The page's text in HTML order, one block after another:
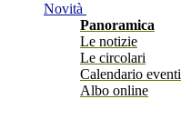
Novità
Panoramica
Le notizie
Le circolari
Calendario eventi
Albo online